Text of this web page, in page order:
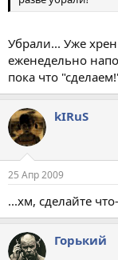
Убрали... Уже
еженедельно
пока что
kIRuS
25 Апр 2009
...хм, сделайте
Горький